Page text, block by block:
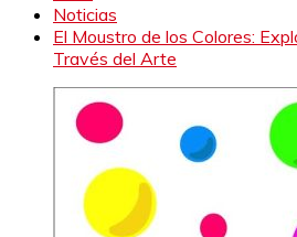
Noticias
El Moustro de los Colores:
Través del Arte